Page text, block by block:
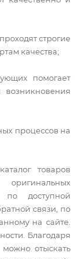
строгие
качества;
помогает
процессов на
товаров
по доступной
связи, по
на сайте.
Благодаря
отыскать